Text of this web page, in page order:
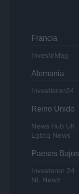
Francia
InvestirMag
Alemania
Investieren24
Reino Unido
News Hub UK
Lgbtq News
Paeses Bajos
Investeren 24
NL Newz